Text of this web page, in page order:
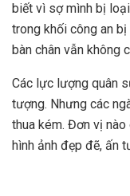
biết vì sợ mình bị
trong khối công an
bàn chân vẫn không
Các lực lượng quân
tượng. Nhưng các
thua kém. Đơn vị
hình ảnh đẹp đẽ, ấn